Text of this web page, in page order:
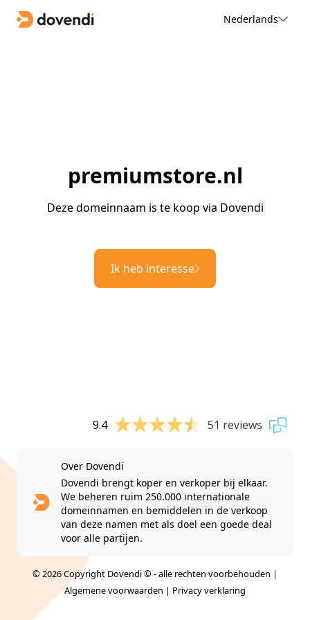
Nederlands
premiumstore.nl
Deze domeinnaam is te koop via Dovendi
Ik heb interesse
9.4 51 reviews
Over Dovendi
Dovendi brengt koper en verkoper bij elkaar.
We beheren ruim 250.000 internationale
domeinnamen en bemiddelen in de verkoop
van deze namen met als doel een goede deal
voor alle partijen.
© 2026 Copyright Dovendi © - alle rechten voorbehouden |
Algemene voorwaarden | Privacy verklaring